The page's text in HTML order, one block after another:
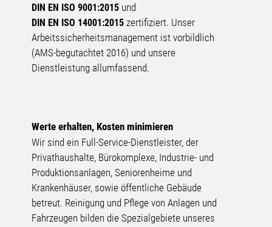
DIN EN ISO 9001:2015 und
DIN EN ISO 14001:2015zertifiziert. Unser
Arbeits­sicherheits­management ist vorbildlich
(AMS-begutachtet 2016) und unsere
Dienstleistung allumfassend.
Werte erhalten, Kosten minimieren
Wir sind ein Full-Service-Dienstleister, der
Privathaushalte, Bürokomplexe, Industrie- und
Produktionsanlagen, Seniorenheime und
Krankenhäuser, sowie öffentliche Gebäude
betreut. Reinigung und Pflege von Anlagen und
Fahrzeugen bilden die Spezialgebiete unseres